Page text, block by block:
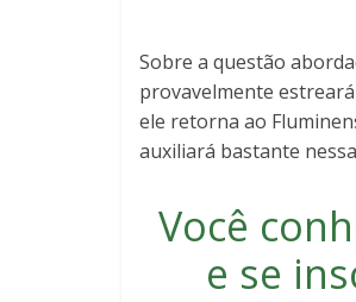
Sobre a questão
provavelmente
ele retorna ao
auxiliará bastante
Você
e se